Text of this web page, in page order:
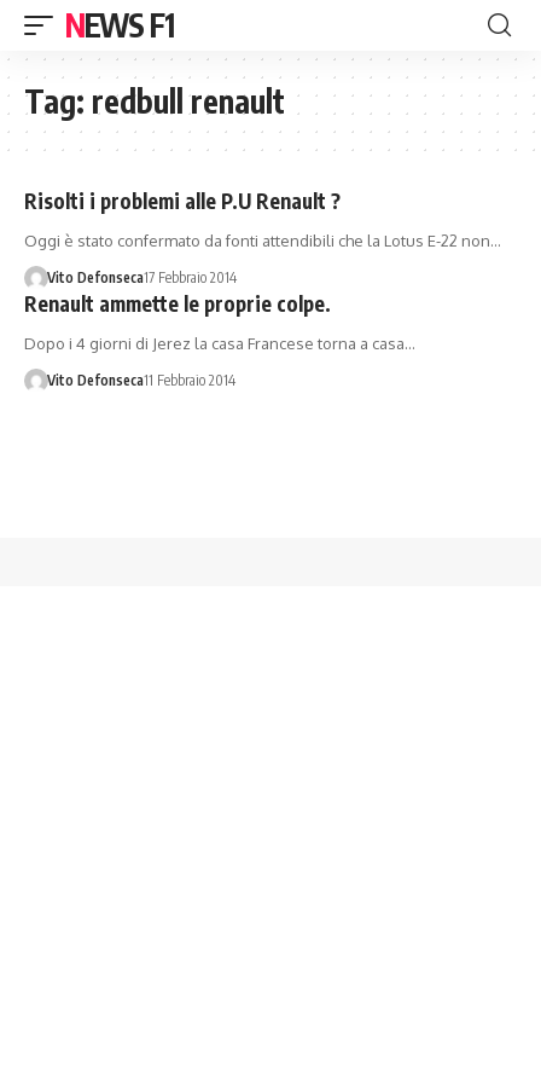
NEWS F1
Tag: redbull renault
Risolti i problemi alle P.U Renault ?
Oggi è stato confermato da fonti attendibili che la Lotus E-22 non…
Vito Defonseca17 Febbraio 2014
Renault ammette le proprie colpe.
Dopo i 4 giorni di Jerez la casa Francese torna a casa…
Vito Defonseca11 Febbraio 2014